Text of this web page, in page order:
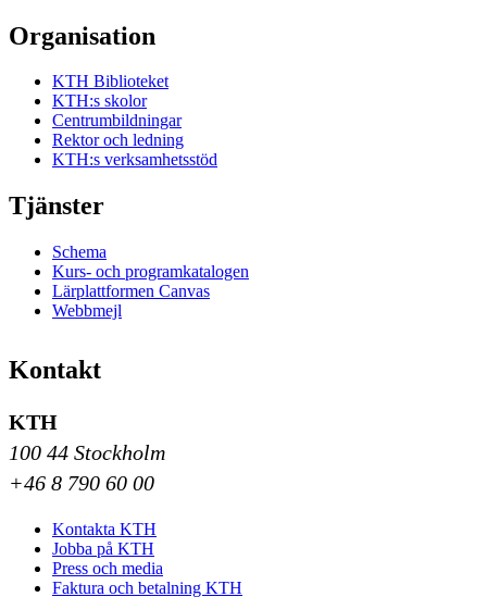
Organisation
KTH Biblioteket
KTH:s skolor
Centrumbildningar
Rektor och ledning
KTH:s verksamhetsstöd
Tjänster
Schema
Kurs- och programkatalogen
Lärplattformen Canvas
Webbmejl
Kontakt
KTH
100 44 Stockholm
+46 8 790 60 00
Kontakta KTH
Jobba på KTH
Press och media
Faktura och betalning KTH